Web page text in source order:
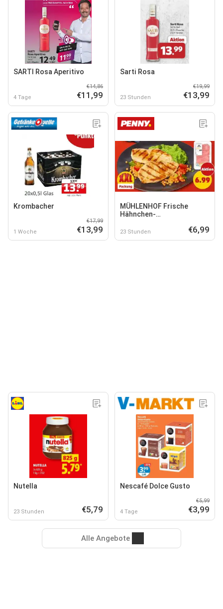
SARTI Rosa Aperitivo
4 Tage
€14,86
€11,99
Sarti Rosa
23 Stunden
€19,99
€13,99
Krombacher
1 Woche
€17,99
€13,99
MÜHLENHOF Frische
Hähnchen-
23 Stunden €6,99
Nutella
23 Stunden €5,79
Nescafé Dolce Gusto
4 Tage
€5,99
€3,99
Alle Angebote